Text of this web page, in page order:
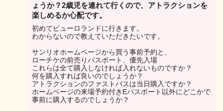
ょうか？2歳児を連れて行くので、アトラクションを
楽しめるか心配です。
初めてピューロランドに行きます。
わからないので教えていただきたいです。
サンリオホームページから買う事前予約と、
ローチケの前売りパスポート、優先入場
これらは全て購入しなければ入れないものですか？
何を購入すれば良いのでしょうか？
アトラクションのファストパスは当日購入ですか？
ホームページの来場予約付きEパスポート以外にどこかで
事前に購入するのでしょうか？